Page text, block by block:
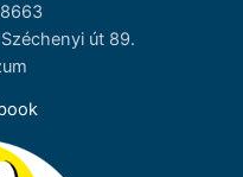
út 89.